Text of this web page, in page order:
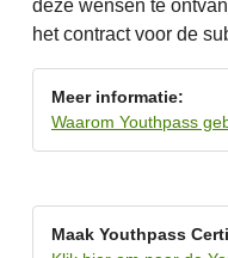
deze wensen te
het contract voor de
Meer informatie:
Waarom Youthpass
Maak Youthpass